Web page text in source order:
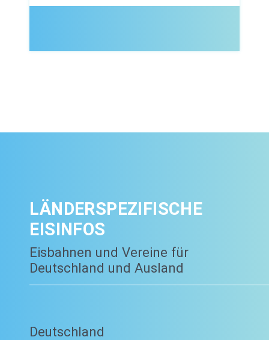
LÄNDERSPEZIFISCHE
EISINFOS
Eisbahnen und Vereine für
Deutschland und Ausland
Deutschland